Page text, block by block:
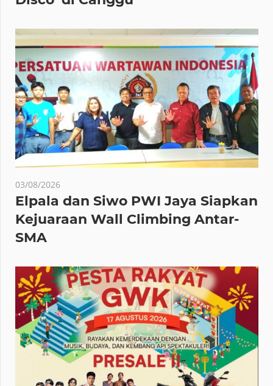
03/08/2026
Elpala dan Siwo PWI Jaya Siapkan
Kejuaraan Wall Climbing Antar-
SMA